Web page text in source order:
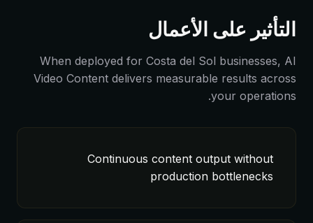
التأثير على الأعمال
When deployed for Costa del Sol businesses, AI
Video Content delivers measurable results across
your operations.
Continuous content output without
production bottlenecks